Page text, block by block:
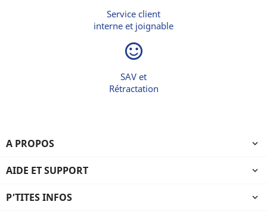
Service client
interne et joignable
sentiment_satisfied_alt
SAV et
Rétractation
A PROPOS 
AIDE ET SUPPORT 
P’TITES INFOS 